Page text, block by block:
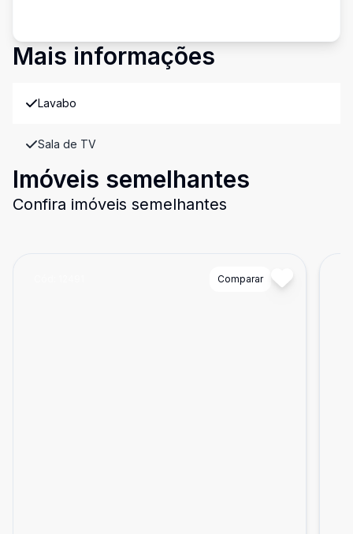
Mais informações
Lavabo
Sala de TV
Imóveis semelhantes
Confira imóveis semelhantes
Comparar